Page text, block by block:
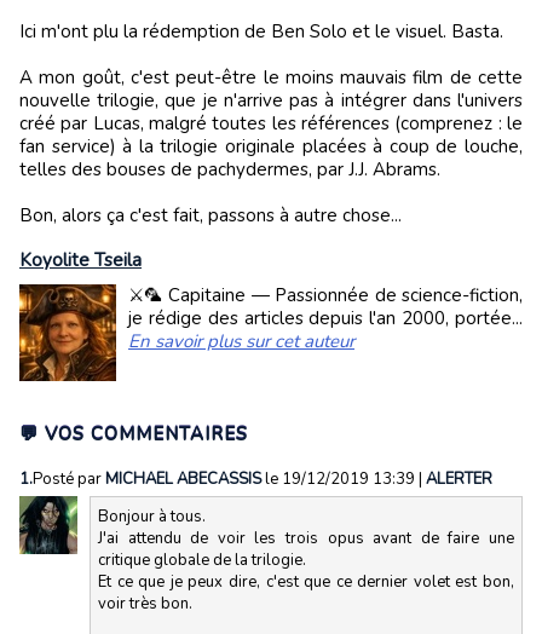
Ici m'ont plu la rédemption de Ben Solo et le visuel. Basta.
A mon goût, c'est peut-être le moins mauvais film de cette
nouvelle trilogie, que je n'arrive pas à intégrer dans l'univers
créé par Lucas, malgré toutes les références (comprenez : le
fan service) à la trilogie originale placées à coup de louche,
telles des bouses de pachydermes, par J.J. Abrams.
Bon, alors ça c'est fait, passons à autre chose...
Koyolite Tseila
⚔️🦜 Capitaine — Passionnée de science-fiction,
je rédige des articles depuis l'an 2000, portée...
En savoir plus sur cet auteur
💬 VOS COMMENTAIRES
1.Posté parMICHAEL ABECASSISle 19/12/2019 13:39 | ALERTER
Bonjour à tous.
J'ai attendu de voir les trois opus avant de faire une
critique globale de la trilogie.
Et ce que je peux dire, c'est que ce dernier volet est bon,
voir très bon.